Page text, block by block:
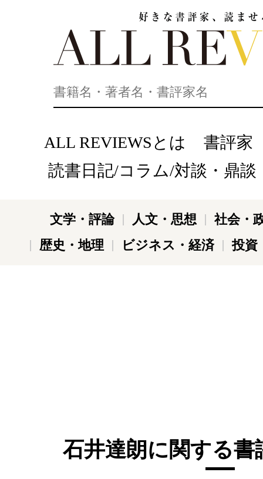
ALL REVIEWSとは
書評家
読書日記/コラム/対談・鼎談
文学・評論 人文・思想
社会・
歴史・地理
ビジネス・経済 投資
石井達朗に関する